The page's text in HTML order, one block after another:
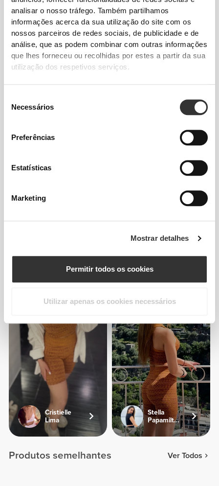
analisar o nosso tráfego. Também partilhamos
informações acerca da sua utilização do site com os
nossos parceiros de redes sociais, de publicidade e de
análise, que as podem combinar com outras informações
que lhes forneceu ou recolhidas por estes a partir da sua
utilização dos respetivos serviços.
Necessários
Preferências
Estatísticas
Marketing
Mostrar detalhes
Permitir todos os cookies
Utilizar apenas os cookies necessários
Informação e Cuidados
Avaliações globais
Cristielle
Lima
Stella
Papamiltiadous
Produtos semelhantes Ver Todos